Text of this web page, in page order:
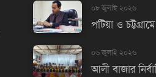
০৮ জুলাই ২০২৬
পটিয়া ও
০৬ জুলাই ২০২৬
আলী বাজার